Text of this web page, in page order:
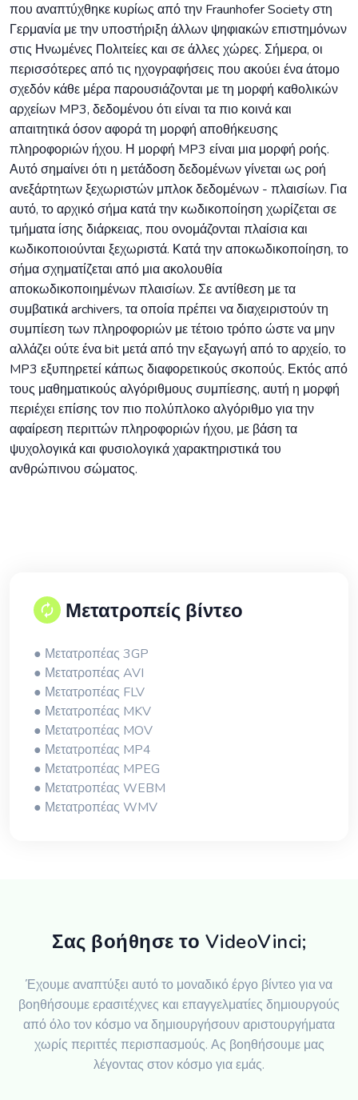
που αναπτύχθηκε κυρίως από την Fraunhofer Society στη
Γερμανία με την υποστήριξη άλλων ψηφιακών επιστημόνων
στις Ηνωμένες Πολιτείες και σε άλλες χώρες. Σήμερα, οι
περισσότερες από τις ηχογραφήσεις που ακούει ένα άτομο
σχεδόν κάθε μέρα παρουσιάζονται με τη μορφή καθολικών
αρχείων MP3, δεδομένου ότι είναι τα πιο κοινά και
απαιτητικά όσον αφορά τη μορφή αποθήκευσης
πληροφοριών ήχου. Η μορφή MP3 είναι μια μορφή ροής.
Αυτό σημαίνει ότι η μετάδοση δεδομένων γίνεται ως ροή
ανεξάρτητων ξεχωριστών μπλοκ δεδομένων - πλαισίων. Για
αυτό, το αρχικό σήμα κατά την κωδικοποίηση χωρίζεται σε
τμήματα ίσης διάρκειας, που ονομάζονται πλαίσια και
κωδικοποιούνται ξεχωριστά. Κατά την αποκωδικοποίηση, το
σήμα σχηματίζεται από μια ακολουθία
αποκωδικοποιημένων πλαισίων. Σε αντίθεση με τα
συμβατικά archivers, τα οποία πρέπει να διαχειριστούν τη
συμπίεση των πληροφοριών με τέτοιο τρόπο ώστε να μην
αλλάζει ούτε ένα bit μετά από την εξαγωγή από το αρχείο, το
MP3 εξυπηρετεί κάπως διαφορετικούς σκοπούς. Εκτός από
τους μαθηματικούς αλγόριθμους συμπίεσης, αυτή η μορφή
περιέχει επίσης τον πιο πολύπλοκο αλγόριθμο για την
αφαίρεση περιττών πληροφοριών ήχου, με βάση τα
ψυχολογικά και φυσιολογικά χαρακτηριστικά του
ανθρώπινου σώματος.
Μετατροπείς βίντεο
● Μετατροπέας 3GP
● Μετατροπέας AVI
● Μετατροπέας FLV
● Μετατροπέας MKV
● Μετατροπέας MOV
● Μετατροπέας MP4
● Μετατροπέας MPEG
● Μετατροπέας WEBM
● Μετατροπέας WMV
Σας βοήθησε το VideoVinci;
Έχουμε αναπτύξει αυτό το μοναδικό έργο βίντεο για να
βοηθήσουμε ερασιτέχνες και επαγγελματίες δημιουργούς
από όλο τον κόσμο να δημιουργήσουν αριστουργήματα
χωρίς περιττές περισπασμούς. Ας βοηθήσουμε μας
λέγοντας στον κόσμο για εμάς.